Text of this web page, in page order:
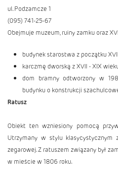
ul. Podzamcze 1
(095) 741-25-67
Obejmuje muzeum, ruiny zamku oraz
budynek starostwa z początku
karczmę dworską z XVII - XIX
dom bramny odtworzony w
budynku o konstrukcji
Ratusz
Obiekt ten wzniesiony pomocą
Utrzymany w stylu klasycystycznym
zegarowej. Z ratuszem związany był
w mieście w 1806 roku.